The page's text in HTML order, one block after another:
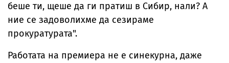
беше ти, щеше да ги пратиш в Сибир, нали? А
ние се задоволихме да сезираме
прокуратурата".
Работата на премиера не е синекурна, даже